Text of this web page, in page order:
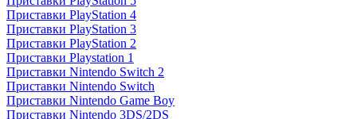
Приставки PlayStation 4
Приставки PlayStation 3
Приставки PlayStation 2
Приставки Playstation 1
Приставки Nintendo Switch 2
Приставки Nintendo Switch
Приставки Nintendo Game Boy
Приставки Nintendo 3DS/2DS